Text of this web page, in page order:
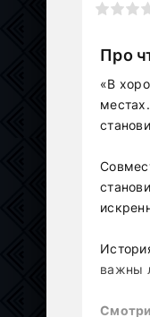
7 8 9
Про
«В
важны